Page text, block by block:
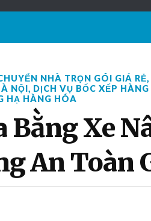
NHÀ TRỌN GÓI GIÁ RẺ,
NỘI, DỊCH VỤ BỐC XẾP
HẠ HÀNG HÓA
Bằng Xe
An Toàn